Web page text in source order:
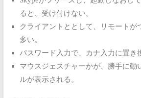
ると、受け付けない。
クライアントととして、リモートが
多い。
パスワード入力で、カナ入力に置き
マウスジェスチャーかが、勝手に動
ルが表示される。